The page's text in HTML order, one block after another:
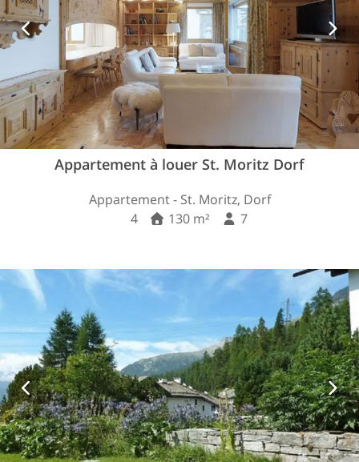
Appartement à louer St. Moritz Dorf
Appartement - St. Moritz, Dorf
4
130 m² 7